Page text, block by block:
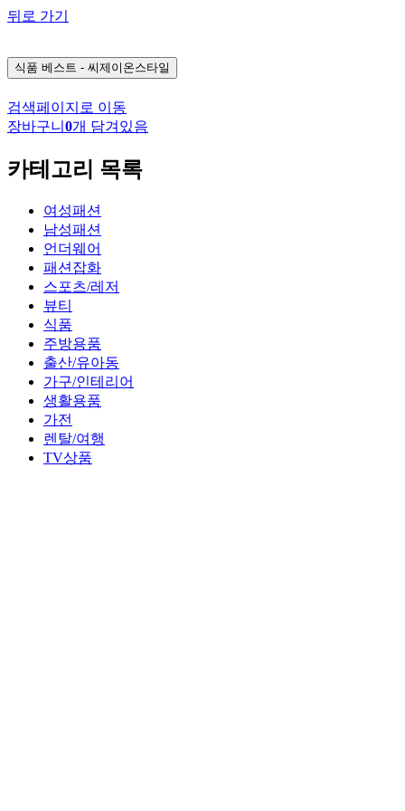
뒤로 가기
식품 베스트 - 씨제이온스타일
검색페이지로 이동
장바구니 0개 담겨있음
카테고리 목록
여성패션
남성패션
언더웨어
패션잡화
스포츠/레저
뷰티
식품
주방용품
출산/유아동
가구/인테리어
생활용품
가전
렌탈/여행
TV상품